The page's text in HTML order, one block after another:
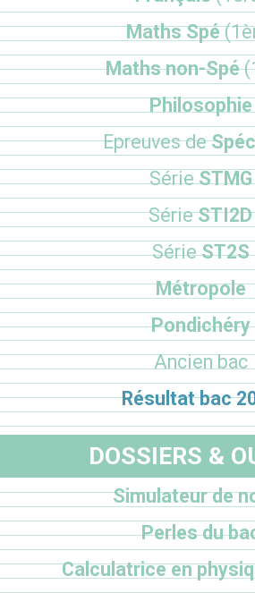
Maths Spé
Maths non-Spé
Philosophie
Epreuves de
SérieSTMG
SérieSTI2D
SérieST2S
Métropole
Pondichéry
Ancien bac
Résultat bac
DOSSIERS &
Simulateur de
Perles du
Calculatrice en